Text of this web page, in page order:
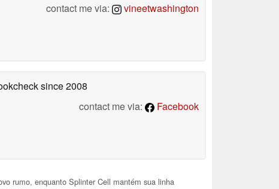
contact me via:
vineetwashington
since 2008
contact me via:
Facebook
rumo, enquanto Splinter Cell mantém sua linha